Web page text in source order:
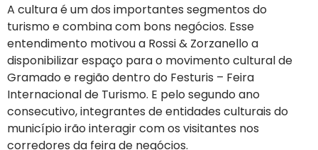
A cultura é um dos importantes segmentos do
turismo e combina com bons negócios. Esse
entendimento motivou a Rossi & Zorzanello a
disponibilizar espaço para o movimento cultural de
Gramado e região dentro do Festuris – Feira
Internacional de Turismo. E pelo segundo ano
consecutivo, integrantes de entidades culturais do
município irão interagir com os visitantes nos
corredores da feira de negócios.